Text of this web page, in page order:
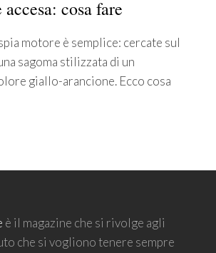
cosa fare
motore è semplice: cercate sul
sagoma stilizzata di un
giallo-arancione. Ecco cosa
è il magazine che si rivolge agli
che si vogliono tenere sempre